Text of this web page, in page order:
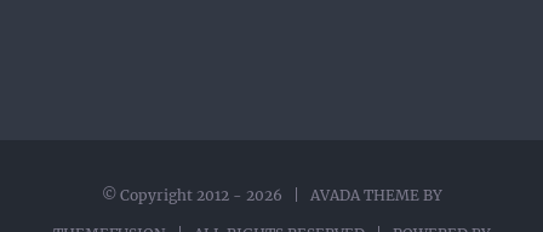
© Copyright 2012 - 2026 | AVADA THEME BY